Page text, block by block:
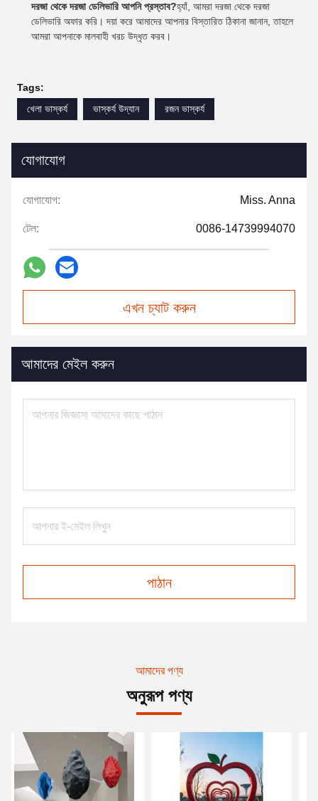
দরজা থেকে দরজা ডেলিভারি আপনি প্রস্তাব?হ্যাঁ, আমরা দরজা থেকে দরজা
ডেলিভারি অফার করি। দয়া করে আমাদের আপনার বিস্তারিত ঠিকানা জানান, তাহলে
আমরা আপনাকে মালবাহী খরচ উদ্ধৃত করব।
Tags:
খেলা ভাস্কর্য
ভাস্কর্য উদ্যান রজন ভাস্কর্য
যোগাযোগ
যোগাযোগ: Miss. Anna
টেল: 0086-14739994070
এখন চ্যাট করুন
আমাদের মেইল করুন
পাঠান
আমাদের পণ্য
অনুরূপ পণ্য